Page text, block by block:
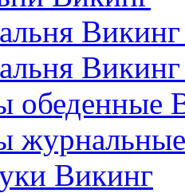
обеденные
Викинг